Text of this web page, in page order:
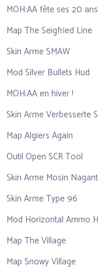
MOH:AA fête ses 20
Map The Seigfried Line
Skin Arme SMAW
Mod Silver Bullets Hud
MOH:AA en hiver !
Skin Arme Verbesserte
Map Algiers Again
Outil Open SCR Tool
Skin Arme Mosin
Skin Arme Type 96
Mod Horizontal Ammo
Map The Village
Map Snowy Village